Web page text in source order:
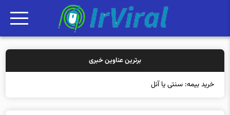
برترین عناوین خبری
خرید بیمه: سنتی یا آنلاین؟ کدامیک ت